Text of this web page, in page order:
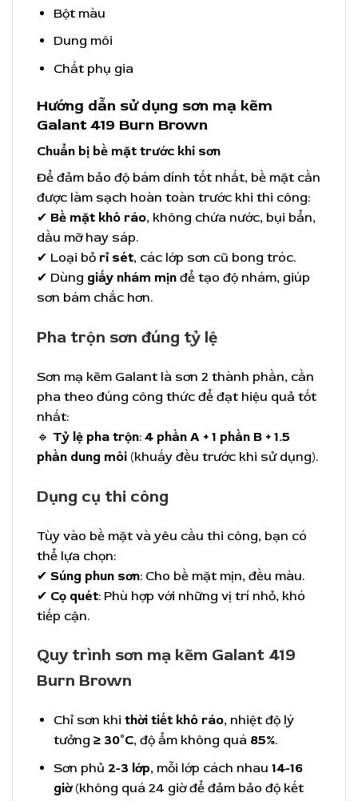
Bột màu
Dung môi
Chất phụ gia
Hướng dẫn sử dụng sơn mạ kẽm
Galant 419 Burn Brown
Chuẩn bị bề mặt trước khi sơn
Để đảm bảo độ bám dính tốt nhất, bề mặt cần
được làm sạch hoàn toàn trước khi thi công:
✔ Bề mặt khô ráo, không chứa nước, bụi bẩn,
dầu mỡ hay sáp.
✔ Loại bỏ rỉ sét, các lớp sơn cũ bong tróc.
✔ Dùng giấy nhám mịn để tạo độ nhám, giúp
sơn bám chắc hơn.
Pha trộn sơn đúng tỷ lệ
Sơn mạ kẽm Galant là sơn 2 thành phần, cần
pha theo đúng công thức để đạt hiệu quả tốt
nhất:
🔹 Tỷ lệ pha trộn: 4 phần A + 1 phần B + 1.5
phần dung môi (khuấy đều trước khi sử dụng).
Dụng cụ thi công
Tùy vào bề mặt và yêu cầu thi công, bạn có
thể lựa chọn:
✔ Súng phun sơn: Cho bề mặt mịn, đều màu.
✔ Cọ quét: Phù hợp với những vị trí nhỏ, khó
tiếp cận.
Quy trình sơn mạ kẽm Galant 419
Burn Brown
Chỉ sơn khi thời tiết khô ráo, nhiệt độ lý
tưởng ≥ 30°C, độ ẩm không quá 85%.
Sơn phủ 2-3 lớp, mỗi lớp cách nhau 14-16
giờ(không quá 24 giờ để đảm bảo độ kết